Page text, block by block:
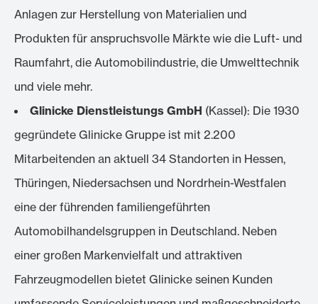
Anlagen zur Herstellung von Materialien und
Produkten für anspruchsvolle Märkte wie die Luft- und
Raumfahrt, die Automobilindustrie, die Umwelttechnik
und viele mehr.
Glinicke Dienstleistungs GmbH (Kassel): Die 1930
gegründete Glinicke Gruppe ist mit 2.200
Mitarbeitenden an aktuell 34 Standorten in Hessen,
Thüringen, Niedersachsen und Nordrhein-Westfalen
eine der führenden familiengeführten
Automobilhandelsgruppen in Deutschland. Neben
einer großen Markenvielfalt und attraktiven
Fahrzeugmodellen bietet Glinicke seinen Kunden